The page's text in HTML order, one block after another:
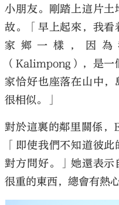
小朋友。剛踏上這片
故。「早上起來，我
家鄉一樣，因
（Kalimpong），是
家恰好也座落在山中
很相似。」
對於這裏的鄰里關係，
「即使我們不知道彼
對方問好。」她還表
很重的東西，總會有熱